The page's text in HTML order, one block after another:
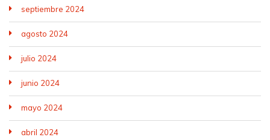
septiembre 2024
agosto 2024
julio 2024
junio 2024
mayo 2024
abril 2024